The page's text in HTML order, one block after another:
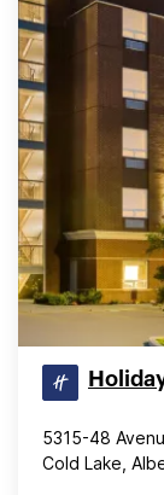
5315-48
Cold Lake,